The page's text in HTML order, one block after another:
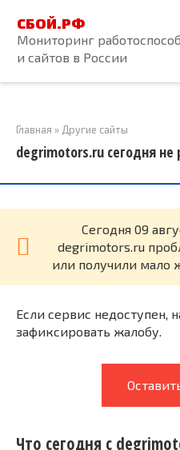
контенту
СБОЙ.РФ
Мониторинг
и сайтов в России
Главная » Другие сайты
degrimotors.ru сегодня не
Cегодня 09
degrimotors.ru
или получили мало
Если сервис недоступен,
зафиксировать жалобу.
Что сегодня с